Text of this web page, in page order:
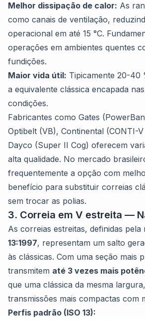
Melhor dissipação de calor: As
como canais de ventilação,
operacional em até 15 °C.
operações em ambientes quentes
fundições.
Maior vida útil: Tipicamente 20-40
a equivalente clássica encapada
condições.
Fabricantes como Gates
Optibelt (VB), Continental (CONTI-
Dayco (Super II Cog) oferecem
alta qualidade. No mercado
frequentemente a opção com
benefício para substituir correias
sem trocar as polias.
3. Correia em V estreita —
As correias estreitas, definidas pela
13:1997, representam um salto
às clássicas. Com uma seção mais
transmitem até 3 vezes mais
que uma clássica da mesma
transmissões mais compactas com
Perfis padrão (ISO 13):